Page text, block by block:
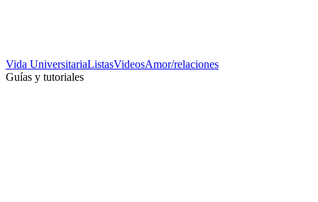
Vida UniversitariaListasVideosAmor/relaciones
Guías y tutoriales